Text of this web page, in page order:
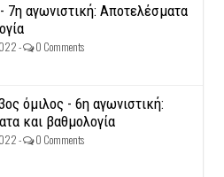
7η αγωνιστική: Αποτελέσματα
- 0 Comments
όμιλος - 6η αγωνιστική:
και βαθμολογία
- 0 Comments